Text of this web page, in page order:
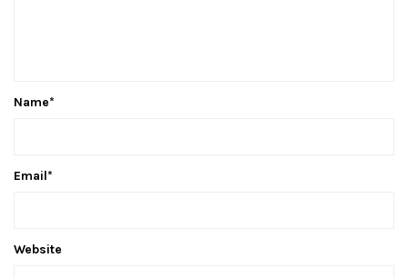
Name*
Email*
Website